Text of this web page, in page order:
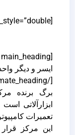
[dt_fancy_separator separator_style=”double”]
ایسر و دیگر
[/ultimate_heading]
برگ برنده
ابزارآلاتی
تعمیرات
این مرکز قرار